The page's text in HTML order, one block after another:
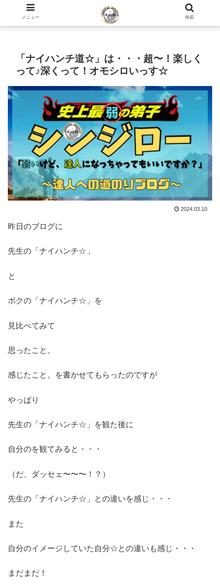
ホーム 史上最弱の弟子のブログ 咲心館について
「ナイハンチ道☆」は・・・超〜！楽しく
って♪深くって！オモシロいっす☆
2024.03.10
昨日のブログに
先生の「ナイハンチ☆」
と
ボクの「ナイハンチ☆」を
見比べてみて
思ったこと。
感じたこと。を書かせてもらったのですが
やっぱり
先生の「ナイハンチ☆」を観た後に
自分のを観てみると・・・
（だ、ダッセェ〜〜〜！？）
先生の「ナイハンチ☆」との違いを感じ・・・
また
自分のイメージしていた自分☆との違いも感じ・・・
まだまだ！
メニュー 検索